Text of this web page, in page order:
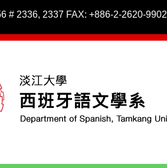
# 2336, 2337 FAX: +886-2-2620-9902